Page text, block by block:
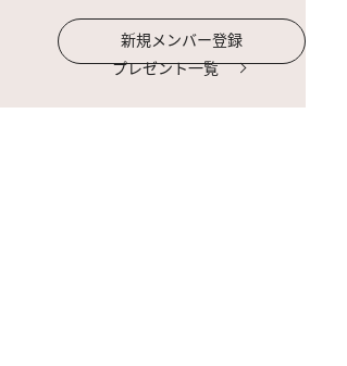
新規メンバー登録
プレゼント一覧